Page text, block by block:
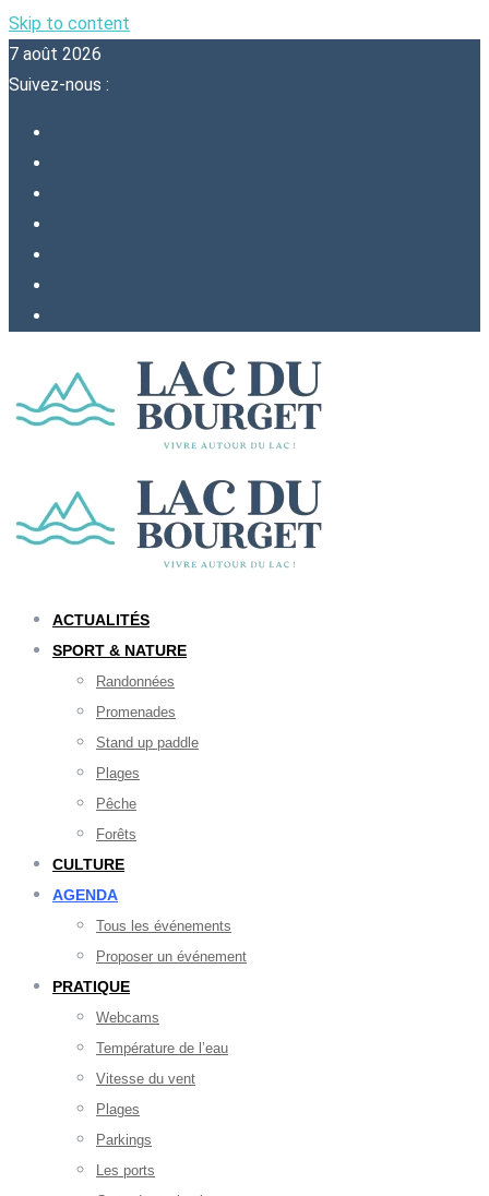
Skip to content
7 août 2026
Suivez-nous :
ACTUALITÉS
SPORT & NATURE
Randonnées
Promenades
Stand up paddle
Plages
Pêche
Forêts
CULTURE
AGENDA
Tous les événements
Proposer un événement
PRATIQUE
Webcams
Température de l’eau
Vitesse du vent
Plages
Parkings
Les ports